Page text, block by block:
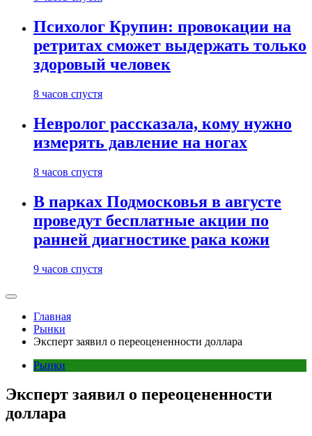
Психолог Крупин: провокации на
ретритах сможет выдержать только
здоровый человек
8 часов спустя
Невролог рассказала, кому нужно
измерять давление на ногах
8 часов спустя
В парках Подмосковья в августе
проведут бесплатные акции по
ранней диагностике рака кожи
9 часов спустя
Главная
Рынки
Эксперт заявил о переоцененности доллара
Рынки
Эксперт заявил о переоцененности
доллара